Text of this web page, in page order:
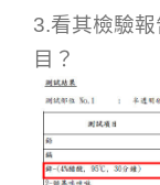
3.看其檢驗
目？